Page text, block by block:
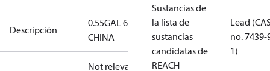
Descripción
0.55GAL 60S
CHINA
Not relevant
Sustancias de
la lista de
sustancias
candidatas de
REACH
Lead
no. 7439-
1)